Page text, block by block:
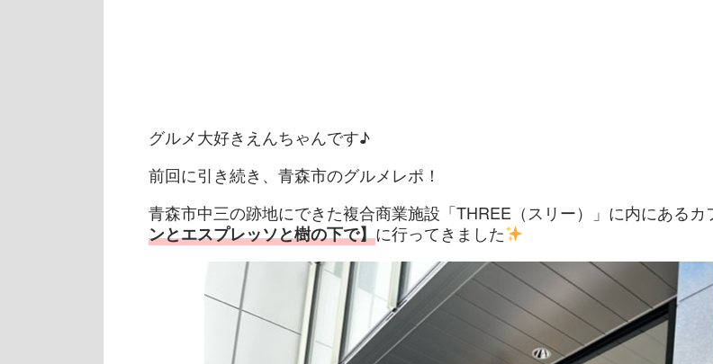
グルメ大好きえんちゃんです♪
前回に引き続き、青森市のグルメレポ！
青森市中三の跡地にできた複合商業施設「THREE（スリー）」に内にあるカ
ンとエスプレッソと樹の下で】に行ってきました